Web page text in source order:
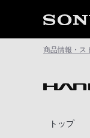
商品情報・ス
トップ